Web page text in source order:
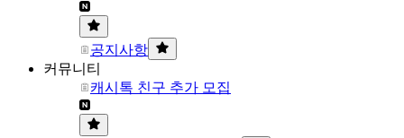
공지사항
커뮤니티
캐시톡 친구 추가 모집